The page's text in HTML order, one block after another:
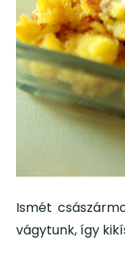
Ismét
vágytunk, így